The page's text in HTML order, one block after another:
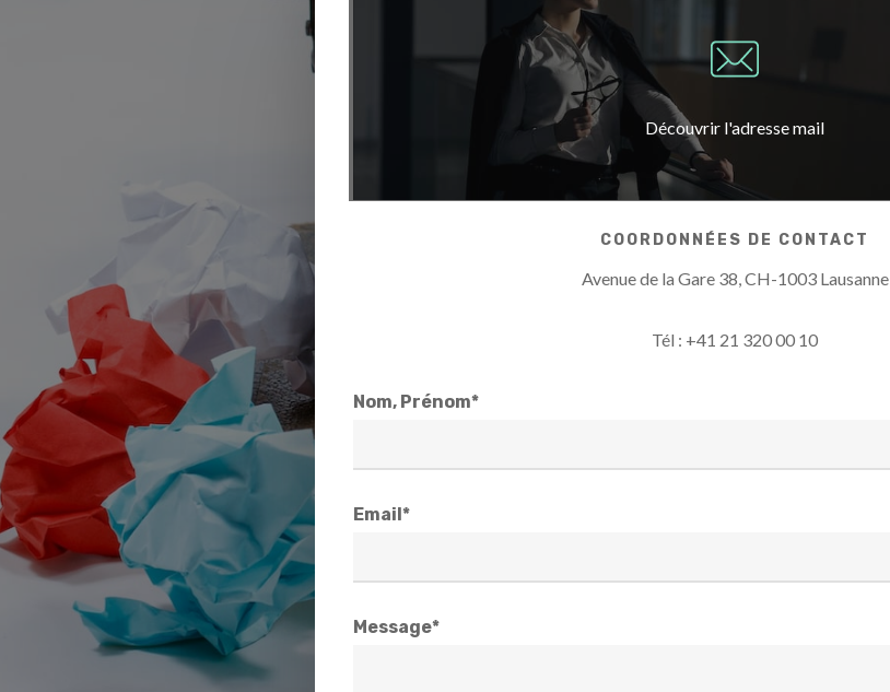
Découvrir l'adresse mail
COORDONNÉES DE CONTACT
Avenue de la Gare 38, CH-1003 Lausanne
Tél : +41 21 320 00 10
Nom, Prénom*
Email*
Message*